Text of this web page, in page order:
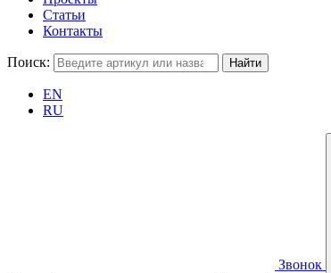
Статьи
Контакты
Поиск:
EN
RU
Звонок